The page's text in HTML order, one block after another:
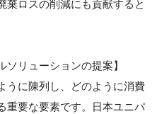
棄ロスの削減にも貢献すると
ソリューションの提案】
うに陳列し、どのように消費
重要な要素です。日本ユニパ